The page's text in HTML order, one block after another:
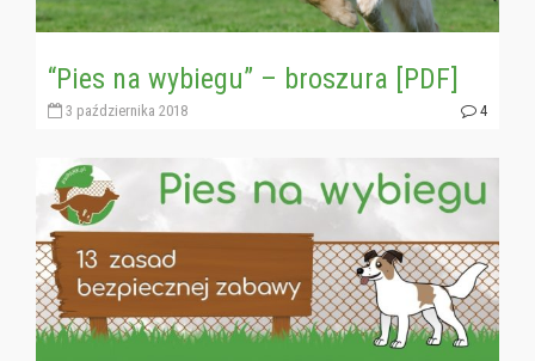
“Pies na wybiegu” – broszura [PDF]
3 października 2018 4